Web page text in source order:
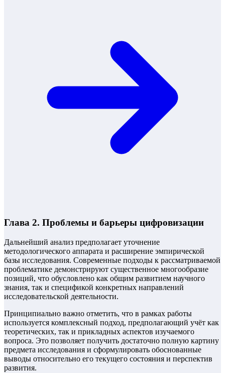
Глава 2. Проблемы и барьеры цифровизации
Дальнейший анализ предполагает уточнение
методологического аппарата и расширение эмпирической
базы исследования. Современные подходы к рассматриваемой
проблематике демонстрируют существенное многообразие
позиций, что обусловлено как общим развитием научного
знания, так и спецификой конкретных направлений
исследовательской деятельности.
Принципиально важно отметить, что в рамках работы
используется комплексный подход, предполагающий учёт как
теоретических, так и прикладных аспектов изучаемого
вопроса. Это позволяет получить достаточно полную картину
предмета исследования и сформулировать обоснованные
выводы относительно его текущего состояния и перспектив
развития.